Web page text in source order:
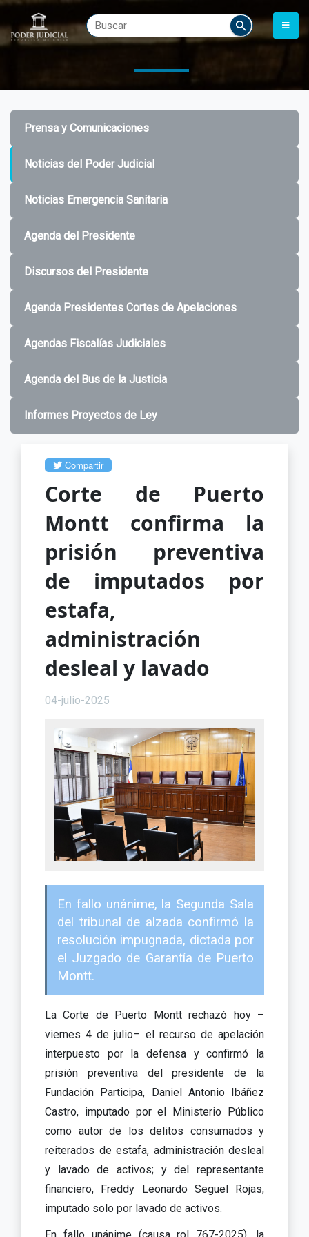
Prensa y Comunicaciones
Noticias del Poder Judicial
Noticias Emergencia Sanitaria
Agenda del Presidente
Discursos del Presidente
Agenda Presidentes Cortes de Apelaciones
Agendas Fiscalías Judiciales
Agenda del Bus de la Justicia
Informes Proyectos de Ley
Compartir
Corte de Puerto
Montt confirma la
prisión preventiva
de imputados por
estafa,
administración
desleal y lavado
04-julio-2025
En fallo unánime, la Segunda Sala
del tribunal de alzada confirmó la
resolución impugnada, dictada por
el Juzgado de Garantía de Puerto
Montt.
La Corte de Puerto Montt rechazó hoy –
viernes 4 de julio– el recurso de apelación
interpuesto por la defensa y confirmó la
prisión preventiva del presidente de la
Fundación Participa, Daniel Antonio Ibáñez
Castro, imputado por el Ministerio Público
como autor de los delitos consumados y
reiterados de estafa, administración desleal
y lavado de activos; y del representante
financiero, Freddy Leonardo Seguel Rojas,
imputado solo por lavado de activos.